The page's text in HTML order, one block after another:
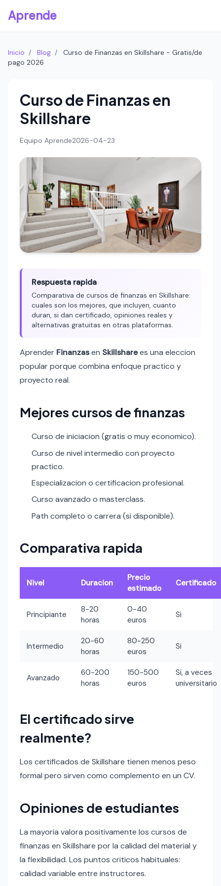
Aprende
Inicio / Blog /
Curso de Finanzas en Skillshare - Gratis/de
pago 2026
Curso de Finanzas en
Skillshare
Equipo Aprende2026-04-23
Respuesta rapida
Comparativa de cursos de finanzas en Skillshare:
cuales son los mejores, que incluyen, cuanto
duran, si dan certificado, opiniones reales y
alternativas gratuitas en otras plataformas.
Aprender Finanzasen Skillsharees una eleccion
popular porque combina enfoque practico y
proyecto real.
Mejores cursos de finanzas
Curso de iniciacion (gratis o muy economico).
Curso de nivel intermedio con proyecto
practico.
Especializacion o certificacion profesional.
Curso avanzado o masterclass.
Path completo o carrera (si disponible).
Comparativa rapida
Nivel Duracion
Precio
estimado
Certificado
Principiante
8-20
horas
0-40
euros
Si
Intermedio
20-60
horas
80-250
euros
Si
Avanzado
60-200
horas
150-500
euros
Si, a veces
universitario
El certificado sirve
realmente?
Los certificados de Skillshare tienen menos peso
formal pero sirven como complemento en un CV.
Opiniones de estudiantes
La mayoria valora positivamente los cursos de
finanzas en Skillshare por la calidad del material y
la flexibilidad. Los puntos criticos habituales:
calidad variable entre instructores.